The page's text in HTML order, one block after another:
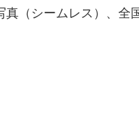
品
区出土遺物
真（シームレス）、全